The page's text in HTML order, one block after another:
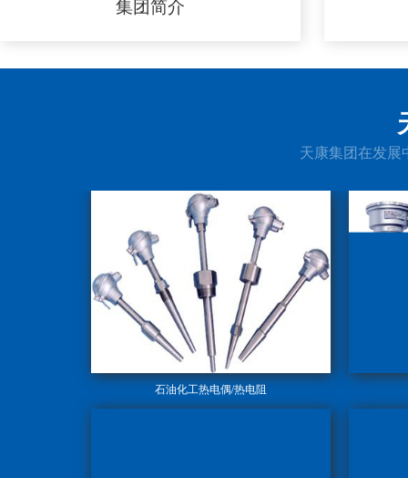
集团简介
天康集团在发展
石油化工热电偶/热电阻